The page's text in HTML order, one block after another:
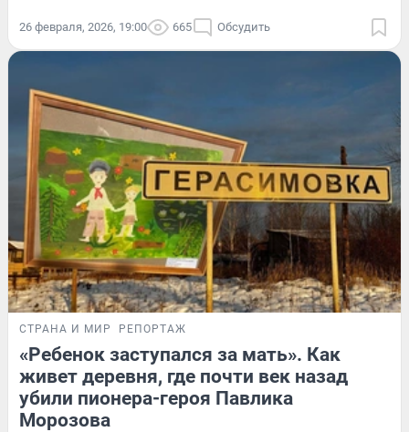
26 февраля, 2026, 19:00 665 Обсудить
СТРАНА И МИР РЕПОРТАЖ
«Ребенок заступался за мать». Как
живет деревня, где почти век назад
убили пионера-героя Павлика
Морозова